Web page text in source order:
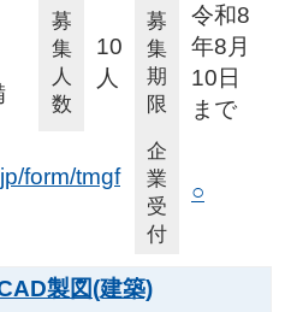
募
集
人
数
10
人
募
集
期
限
令和8
年8月
10日
まで
form/tmgf
企
業
受
付
○
製図(建築)